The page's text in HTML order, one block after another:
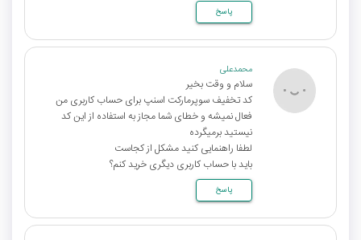
پاسخ
محمدعلی
سلام و وقت بخیر
کد تخفیف سوپرمارکت اسنپ برای حساب کاربری من
فعال نمیشه و خطای شما مجاز به استفاده از این کد
نیستید برمیگرده
لطفا راهنمایی کنید مشکل از کجاست
باید با حساب کاربری دیگری خرید کنم؟
پاسخ